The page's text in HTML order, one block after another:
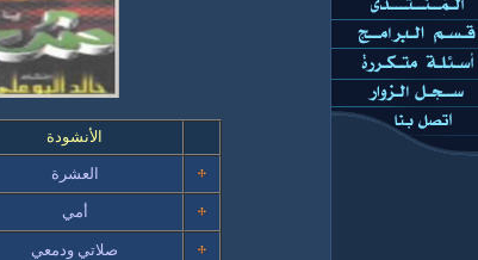
الأنشودة
العشرة
أمي
صلاتي ودمعي